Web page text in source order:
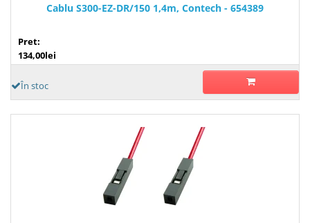
Cablu S300-EZ-DR/150 1,4m, Contech - 654389
Pret:
134,00lei
În stoc